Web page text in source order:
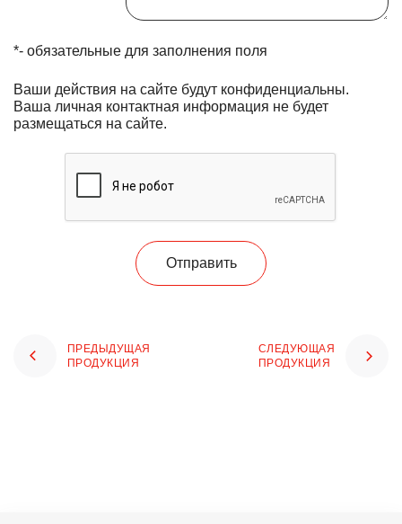
*- обязательные для заполнения поля
Ваши действия на сайте будут конфиденциальны.
Ваша личная контактная информация не будет
размещаться на сайте.
Отправить
ПРЕДЫДУЩАЯ
ПРОДУКЦИЯ
СЛЕДУЮЩАЯ
ПРОДУКЦИЯ